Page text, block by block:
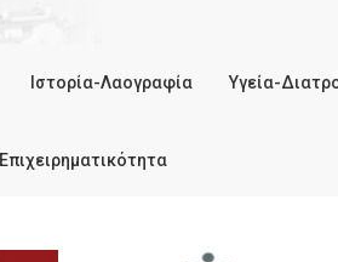
Ιστορία-Λαογραφία Υγεία-
Επιχειρηματικότητα